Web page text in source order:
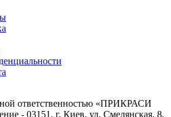
ответственностью «ПРИКРАСИ
- 03151, г. Киев, ул. Смелянская, 8,